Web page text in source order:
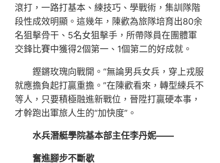
滾打，一路打基本、練技巧、學戰術，集訓隊階
段性成效明顯。這幾年，陳歡為旅隊培育出80余
名狙擊骨干、5名女狙擊手，所帶隊員在團體軍
交鋒比賽中獲得2個第一、1個第二的好成就。
鏗鏘玫瑰向戰開。“無論男兵女兵，穿上戎服
就應擔負起打贏重擔。”在陳歡看來，轉型練兵不
等人，只要積極融進新戰位，晉陞打贏硬本事，
才幹跑出軍旅人生的“加快度”。
水兵潛艇學院基本部主任李丹妮——
奮進腳步不斷歇